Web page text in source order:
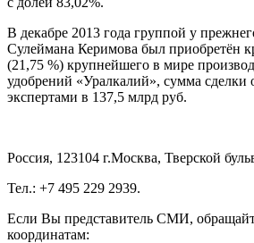
В декабре 2013 года группой у
Сулеймана Керимова был приобретён
(21,75 %) крупнейшего в мире
удобрений «Уралкалий», сумма сделки
экспертами в 137,5 млрд руб.
Россия, 123104 г.Москва, Тверской
Тел.: +7 495 229 2939.
Если Вы представитель СМИ,
координатам: